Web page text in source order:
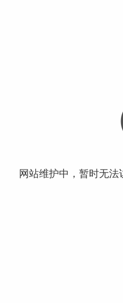
网站维护中，暂时无